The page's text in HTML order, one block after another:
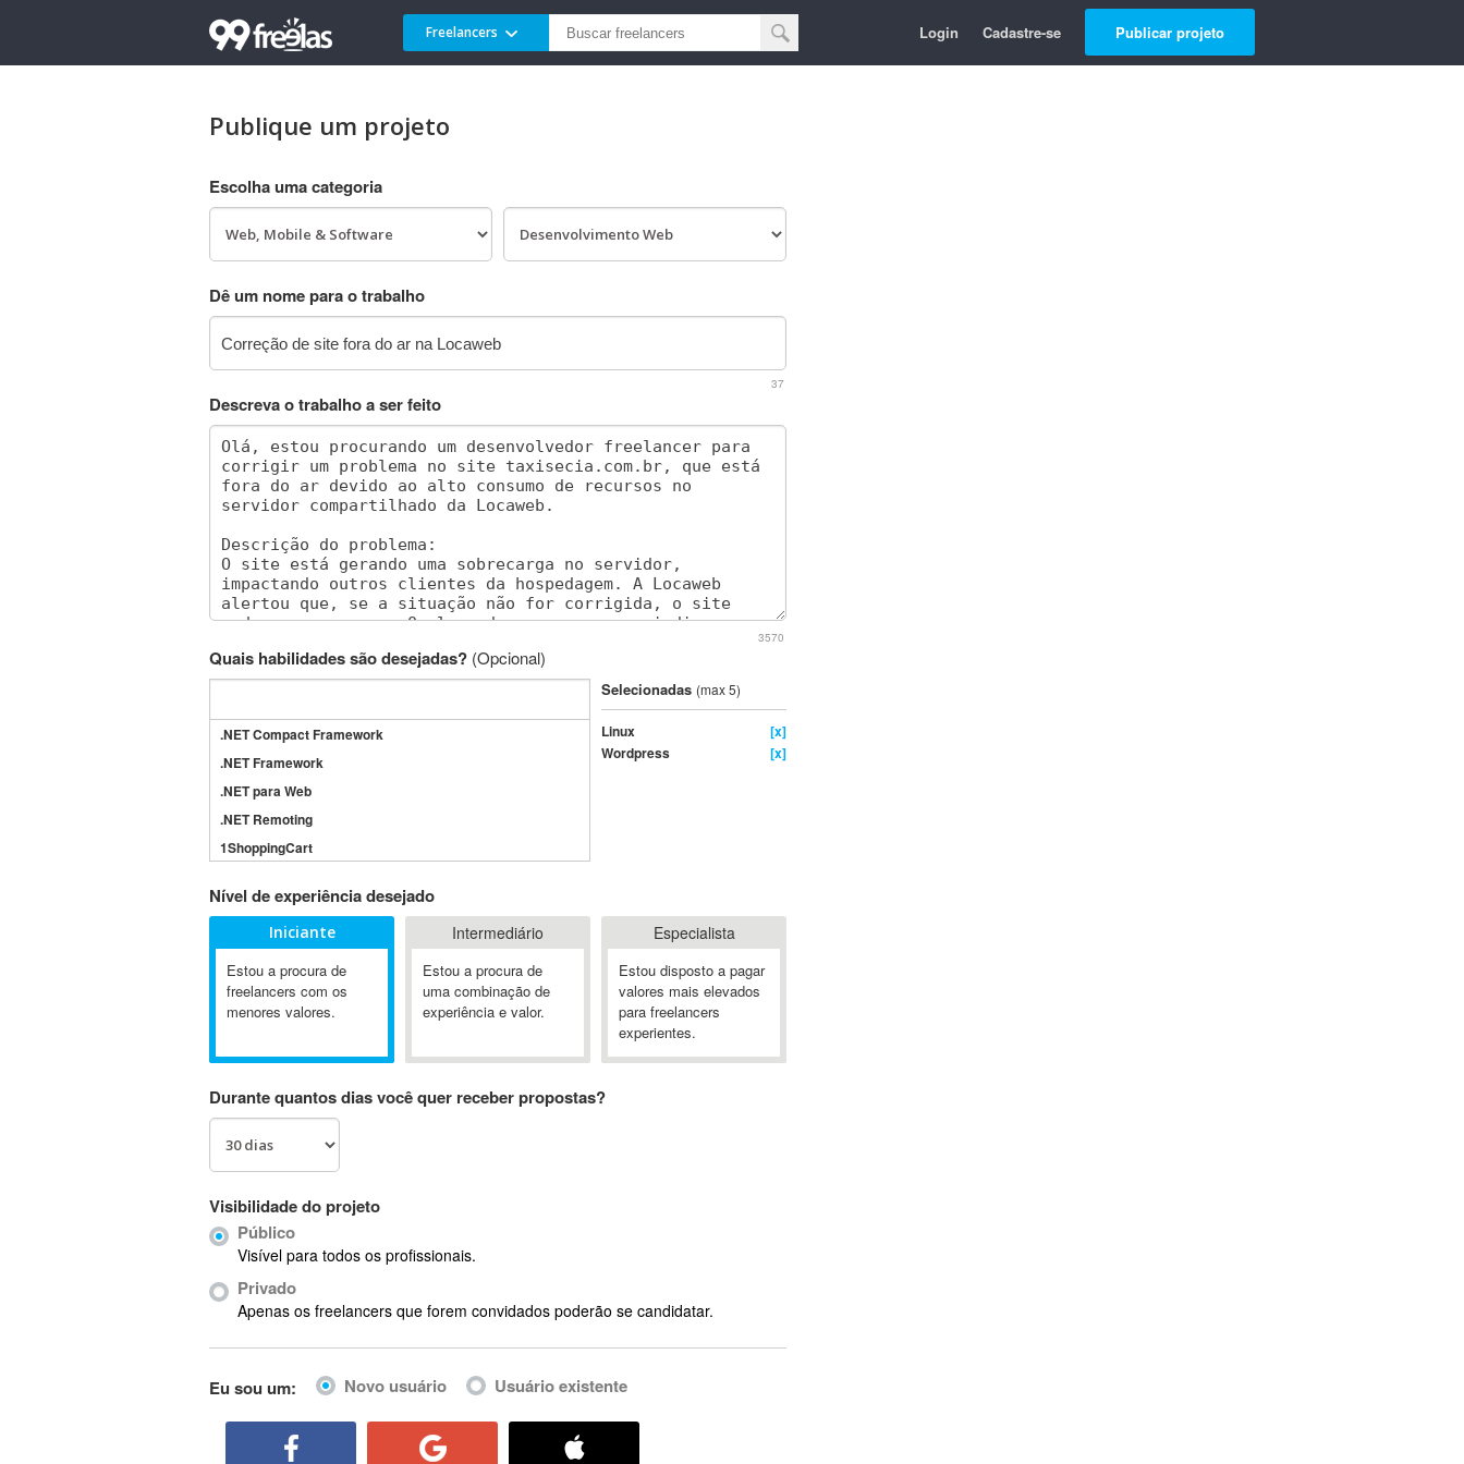
Freelancers Login Cadastre-se Publicar projeto
Publique um projeto
Escolha uma categoria
Dê um nome para o trabalho
37
Descreva o trabalho a ser feito
3570
Quais habilidades são desejadas? (Opcional)
.NET Compact Framework
.NET Framework
.NET para Web
.NET Remoting
1ShoppingCart
3GSM
4D Dimension
802.11
A&P
A-GPS
Ab Initio
ABIS
AbleCommerce
Ableton Live
Abstract Window Toolkit (AWT)
Selecionadas (max 5)
Linux
[x]
Wordpress
[x]
Nível de experiência desejado
Iniciante
Estou a procura de
freelancers com os
menores valores.
Intermediário
Estou a procura de
uma combinação de
experiência e valor.
Especialista
Estou disposto a pagar
valores mais elevados
para freelancers
experientes.
Durante quantos dias você quer receber propostas?
Visibilidade do projeto
Público
Visível para todos os profissionais.
Privado
Apenas os freelancers que forem convidados poderão se candidatar.
Eu sou um: Novo usuário Usuário existente